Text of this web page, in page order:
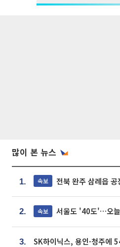
많이 본 뉴스
1. 속보 전북 완주 삼례읍 공
2. 속보 서울도 '40도'…오
3.